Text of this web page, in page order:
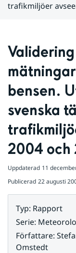
trafikmiljöer
bensen.
svenska
2004 och
Uppdaterad 11
Publicerad 22 augusti
Typ: Rapport
Serie:
Författare:
Omstedt